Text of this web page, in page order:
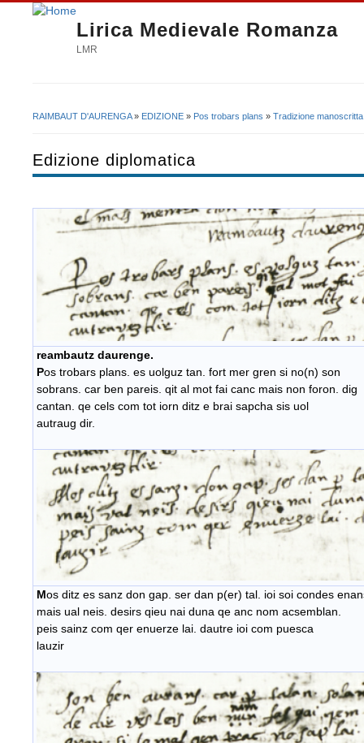
Lirica Medievale Romanza
LMR
RAIMBAUT D'AURENGA» EDIZIONE » Pos trobars plans » Tradizione manoscritta
Edizione diplomatica
reambautz daurenge.
Pos trobars plans. es uolguz tan. fort mer gren si no(n) son
sobrans. car ben pareis. qit al mot fai canc mais non foron. dig
cantan. qe cels com tot iorn ditz e brai sapcha sis uol
autraug dir.
Mos ditz es sanz don gap. ser dan p(er) tal. ioi soi condes
mais ual neis. desirs qieu nai duna qe anc nom acsemblan.
peis sainz com qer enuerze lai. dautre ioi com puesca
lauzir